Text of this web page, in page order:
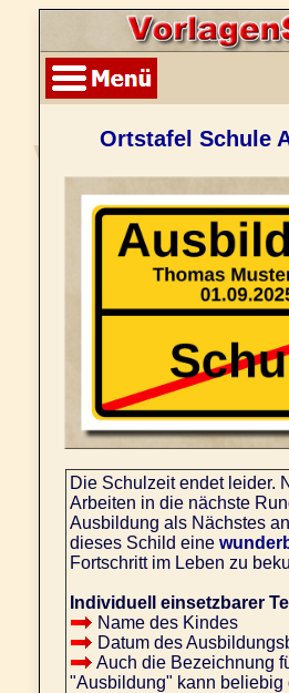
Ortstafel Schule
Die Schulzeit endet leider.
Arbeiten in die nächste
Ausbildung als Nächstes
dieses Schild eine
Fortschritt im Leben zu
Individuell einsetzbarer
Name des Kindes
Datum des
Auch die Bezeichnung
"Ausbildung" kann beliebig